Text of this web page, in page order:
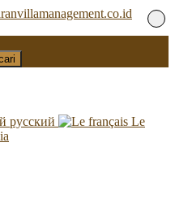
русский
Le